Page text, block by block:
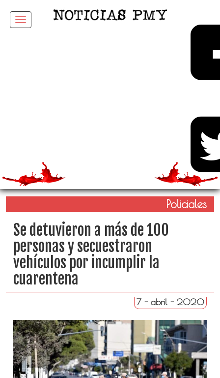
Menu
Policiales
Se detuvieron a más de 100
personas y secuestraron
vehículos por incumplir la
cuarentena
7 - abril - 2020